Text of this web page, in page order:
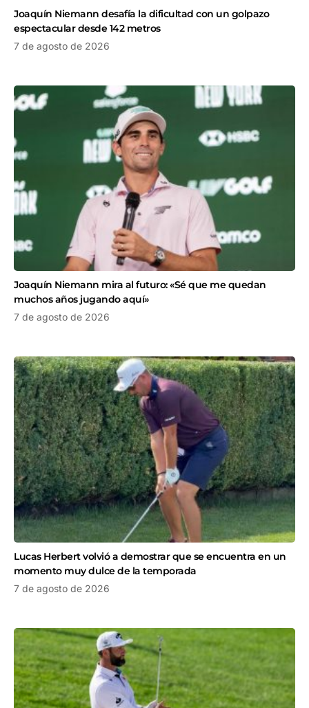
Joaquín Niemann desafía la dificultad con un golpazo
espectacular desde 142 metros
7 de agosto de 2026
Joaquín Niemann mira al futuro: «Sé que me quedan
muchos años jugando aquí»
7 de agosto de 2026
Lucas Herbert volvió a demostrar que se encuentra en un
momento muy dulce de la temporada
7 de agosto de 2026